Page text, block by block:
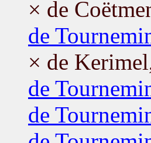
× de
de
× de
de
de